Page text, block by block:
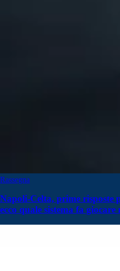
Rassegna
Napoli-Celta, prime risposte
ecco quale sistema fa